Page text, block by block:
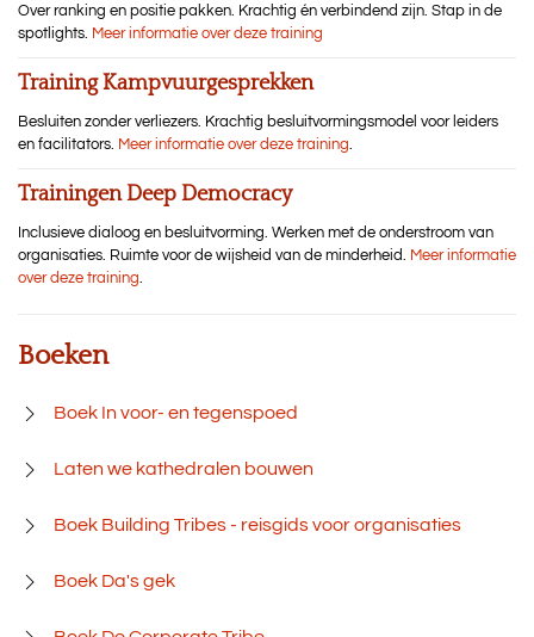
Over ranking en positie pakken. Krachtig én verbindend zijn. Stap in de
spotlights. Meer informatie over deze training
Training Kampvuurgesprekken
Besluiten zonder verliezers. Krachtig besluitvormingsmodel voor leiders
en facilitators. Meer informatie over deze training.
Trainingen Deep Democracy
Inclusieve dialoog en besluitvorming. Werken met de onderstroom van
organisaties. Ruimte voor de wijsheid van de minderheid. Meer informatie
over deze training.
Boeken
Boek In voor- en tegenspoed
Laten we kathedralen bouwen
Boek Building Tribes - reisgids voor organisaties
Boek Da's gek